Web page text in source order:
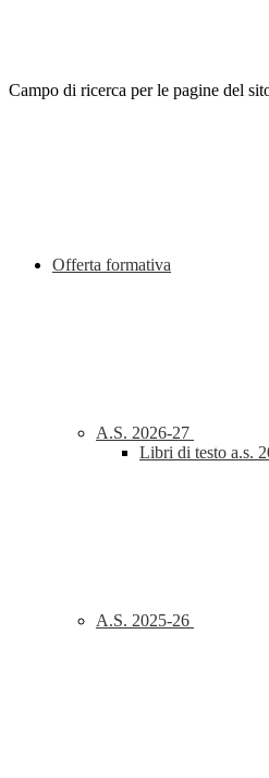
Campo di ricerca per le pagine del
Offerta formativa
A.S. 2026-27
Libri di testo a.s.
A.S. 2025-26